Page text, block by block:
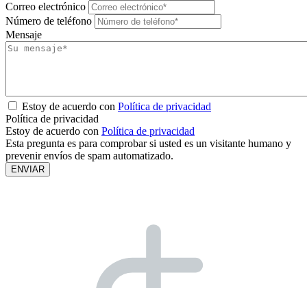
Correo electrónico
Número de teléfono
Mensaje
Estoy de acuerdo con Política de privacidad
Política de privacidad
Estoy de acuerdo con Política de privacidad
Esta pregunta es para comprobar si usted es un visitante humano y
prevenir envíos de spam automatizado.